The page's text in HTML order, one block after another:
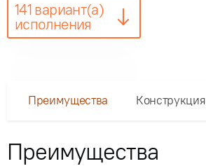
141 вариант(а)
исполнения
Преимущества Конструкция
Преимущества